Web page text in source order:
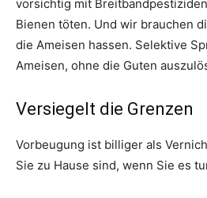
vorsichtig mit
Bienen töten. Und wir brauchen
die Ameisen hassen. Selektive
Ameisen, ohne die Guten
Versiegelt die Grenzen
Vorbeugung ist billiger als
Sie zu Hause sind, wenn Sie es